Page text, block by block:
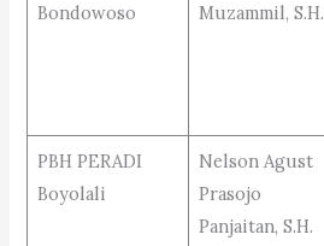
Bondowoso
Muzammil, S.H.
PBH PERADI
Boyolali
Nelson Agust
Prasojo
Panjaitan, S.H.